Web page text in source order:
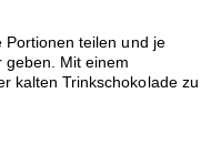
Portionen teilen und je
geben. Mit einem
kalten Trinkschokolade zu